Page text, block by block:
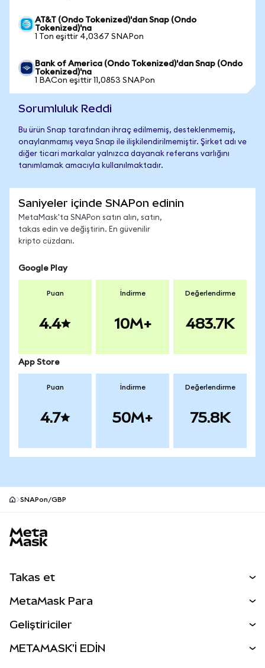
AT&T (Ondo Tokenized)'dan Snap (Ondo
Tokenized)'na
1 Ton eşittir 4,0367 SNAPon
Bank of America (Ondo Tokenized)'dan Snap (Ondo
Tokenized)'na
1 BACon eşittir 11,0853 SNAPon
Sorumluluk Reddi
Bu ürün Snap tarafından ihraç edilmemiş, desteklenmemiş,
onaylanmamış veya Snap ile ilişkilendirilmemiştir. Şirket adı ve
diğer ticari markalar yalnızca dayanak referans varlığını
tanımlamak amacıyla kullanılmaktadır.
Saniyeler içinde SNAPon edinin
MetaMask'ta SNAPon satın alın, satın,
takas edin ve değiştirin. En güvenilir
kripto cüzdanı.
Google Play
Puan
4.4
İndirme
10M+
Değerlendirme
483.7K
App Store
Puan
4.7
İndirme
50M+
Değerlendirme
75.8K
SNAPon/GBP
Takas et
Perps
RWA'lar
MetaMask Para
Geliştiriciler
METAMASK'İ EDİN